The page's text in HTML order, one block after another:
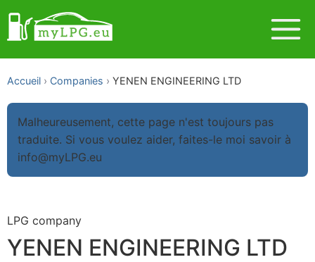
Accueil Companies YENEN ENGINEERING LTD
Malheureusement, cette page n'est toujours pas
traduite. Si vous voulez aider, faites-le moi savoir à
info@myLPG.eu
LPG company
YENEN ENGINEERING LTD